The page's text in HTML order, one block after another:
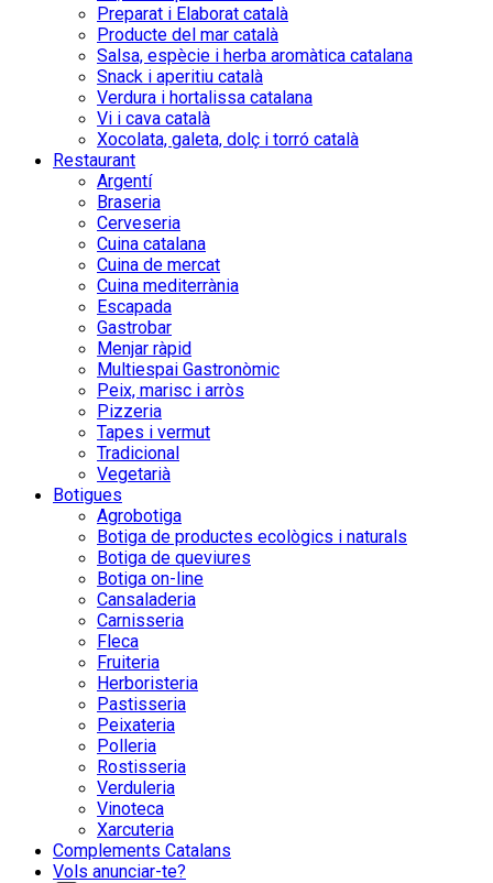
Preparat i Elaborat català
Producte del mar català
Salsa, espècie i herba aromàtica catalana
Snack i aperitiu català
Verdura i hortalissa catalana
Vi i cava català
Xocolata, galeta, dolç i torró català
Restaurant
Argentí
Braseria
Cerveseria
Cuina catalana
Cuina de mercat
Cuina mediterrània
Escapada
Gastrobar
Menjar ràpid
Multiespai Gastronòmic
Peix, marisc i arròs
Pizzeria
Tapes i vermut
Tradicional
Vegetarià
Botigues
Agrobotiga
Botiga de productes ecològics i naturals
Botiga de queviures
Botiga on-line
Cansaladeria
Carnisseria
Fleca
Fruiteria
Herboristeria
Pastisseria
Peixateria
Polleria
Rostisseria
Verduleria
Vinoteca
Xarcuteria
Complements Catalans
Vols anunciar-te?